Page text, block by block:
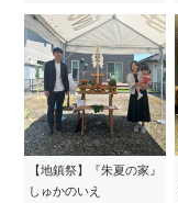
【地鎮祭】『朱夏の家』
しゅかのいえ